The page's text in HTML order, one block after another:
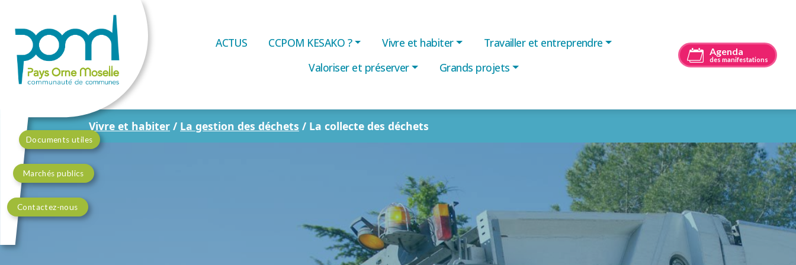
Documents utiles
Marchés publics
Contactez-nous
ACTUS CCPOM KESAKO ? Vivre et habiter
Travailler et entreprendre
Valoriser et préserver
Grands projets
Agenda
des manifestations
Vivre et habiter / La gestion des déchets / La collecte des déchets